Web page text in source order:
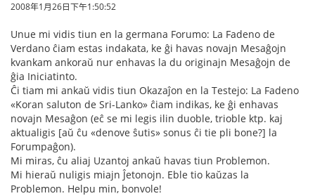
2008年1月26日下午1:50:52
Unue mi vidis tiun en la germana Forumo: La Fadeno de
Verdano ĉiam estas indakata, ke ĝi havas novajn Mesaĝojn
kvankam ankoraŭ nur enhavas la du originajn Mesaĝojn de
ĝia Iniciatinto.
Ĉi tiam mi ankaŭ vidis tiun Okazaĵon en la Testejo: La Fadeno
«Koran saluton de Sri-Lanko» ĉiam indikas, ke ĝi enhavas
novajn Mesaĝon (eĉ se mi legis ilin duoble, trioble ktp. kaj
aktualigis [aŭ ĉu «denove ŝutis» sonus ĉi tie pli bone?] la
Forumpaĝon).
Mi miras, ĉu aliaj Uzantoj ankaŭ havas tiun Problemon.
Mi hieraŭ nuligis miajn Ĵetonojn. Eble tio kaŭzas la
Problemon. Helpu min, bonvole!